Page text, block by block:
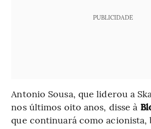
PUBLICIDADE
Antonio Sousa, que liderou a
nos últimos oito anos, disse à
que continuará como acionista,